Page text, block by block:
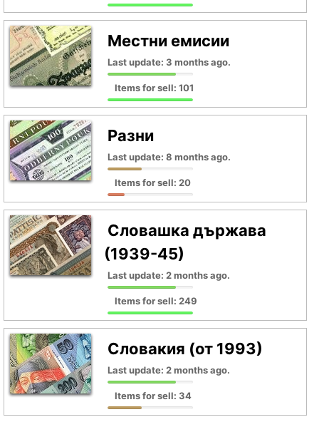
Местни емисии
Last update: 3 months ago.
Items for sell: 101
Разни
Last update: 8 months ago.
Items for sell: 20
Словашка държава
(1939-45)
Last update: 2 months ago.
Items for sell: 249
Словакия (от 1993)
Last update: 2 months ago.
Items for sell: 34